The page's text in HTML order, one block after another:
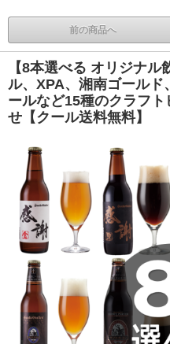
前の商品へ
【8本選べる オリジナ
ル、XPA、湘南ゴールド
ールなど15種のクラフ
せ【クール送料無料】